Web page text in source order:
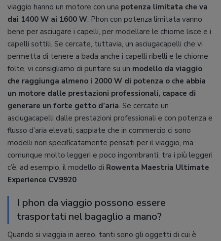
viaggio hanno un motore con una potenza limitata che va
dai 1400 W ai 1600 W. Phon con potenza limitata vanno
bene per asciugare i capelli, per modellare le chiome lisce e i
capelli sottili. Se cercate, tuttavia, un asciugacapelli che vi
permetta di tenere a bada anche i capelli ribelli e le chiome
folte, vi consigliamo di puntare su un modello da viaggio
che raggiunga almeno i 2000 W di potenza o che abbia
un motore dalle prestazioni professionali, capace di
generare un forte getto d’aria. Se cercate un
asciugacapelli dalle prestazioni professionali e con potenza e
flusso d’aria elevati, sappiate che in commercio ci sono
modelli non specificatamente pensati per il viaggio, ma
comunque molto leggeri e poco ingombranti; tra i più leggeri
c’è, ad esempio, il modello di Rowenta Maestria Ultimate
Experience CV9920.
I phon da viaggio possono essere
trasportati nel bagaglio a mano?
Quando si viaggia in aereo, tanti sono gli oggetti di cui è